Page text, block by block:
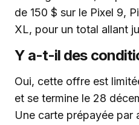
de 150 $ sur le Pixel 9,
XL, pour un total allant
Y a-t-il des
Oui, cette offre est
et se termine le 28
Une carte prépayée par